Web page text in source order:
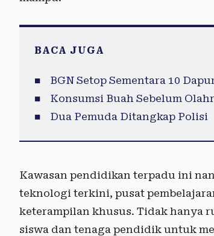
BACA JUGA
BGN Setop Sementara 10
Konsumsi Buah Sebelum
Dua Pemuda Ditangkap Polisi
Kawasan pendidikan terpadu ini
teknologi terkini, pusat
keterampilan khusus. Tidak hanya
siswa dan tenaga pendidik untuk